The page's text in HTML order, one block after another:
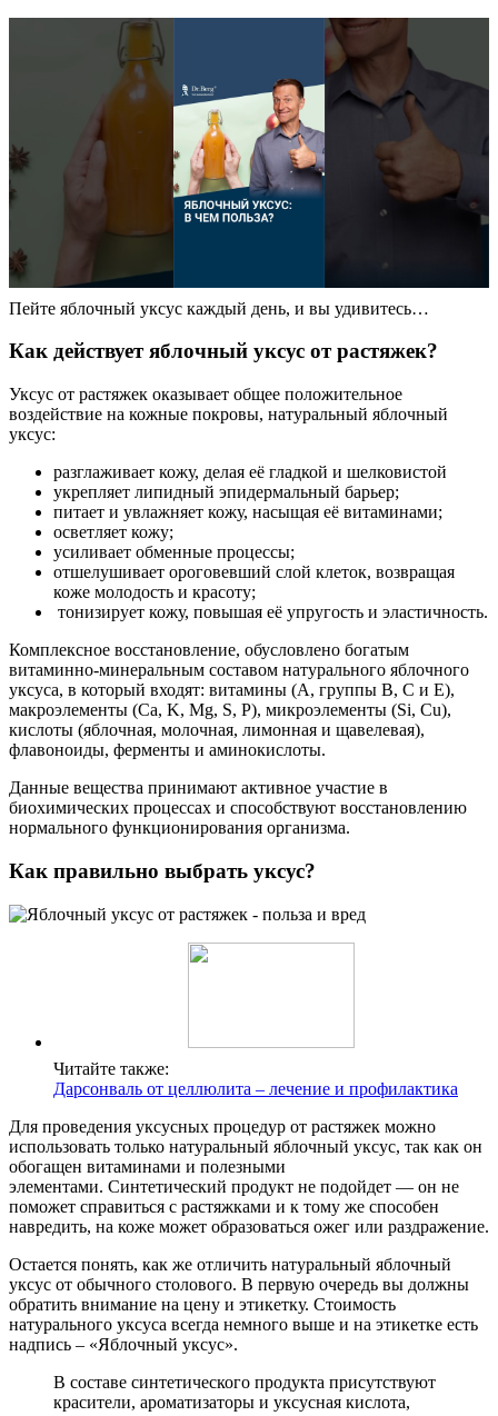
Пейте яблочный уксус каждый день, и вы удивитесь…
Как действует яблочный уксус от растяжек?
Уксус от растяжек оказывает общее положительное
воздействие на кожные покровы, натуральный яблочный
уксус:
разглаживает кожу, делая её гладкой и шелковистой
укрепляет липидный эпидермальный барьер;
питает и увлажняет кожу, насыщая её витаминами;
осветляет кожу;
усиливает обменные процессы;
отшелушивает ороговевший слой клеток, возвращая
коже молодость и красоту;
тонизирует кожу, повышая её упругость и эластичность.
Комплексное восстановление, обусловлено богатым
витаминно-минеральным составом натурального яблочного
уксуса, в который входят: витамины (А, группы В, С и Е),
макроэлементы (Ca, K, Mg, S, P), микроэлементы (Si, Cu),
кислоты (яблочная, молочная, лимонная и щавелевая),
флавоноиды, ферменты и аминокислоты.
Данные вещества принимают активное участие в
биохимических процессах и способствуют восстановлению
нормального функционирования организма.
Как правильно выбрать уксус?
Читайте также:
Дарсонваль от целлюлита – лечение и профилактика
Для проведения уксусных процедур от растяжек можно
использовать только натуральный яблочный уксус, так как он
обогащен витаминами и полезными
элементами. Синтетический продукт не подойдет — он не
поможет справиться с растяжками и к тому же способен
навредить, на коже может образоваться ожег или раздражение.
Остается понять, как же отличить натуральный яблочный
уксус от обычного столового. В первую очередь вы должны
обратить внимание на цену и этикетку. Стоимость
натурального уксуса всегда немного выше и на этикетке есть
надпись – «Яблочный уксус».
В составе синтетического продукта присутствуют
красители, ароматизаторы и уксусная кислота,